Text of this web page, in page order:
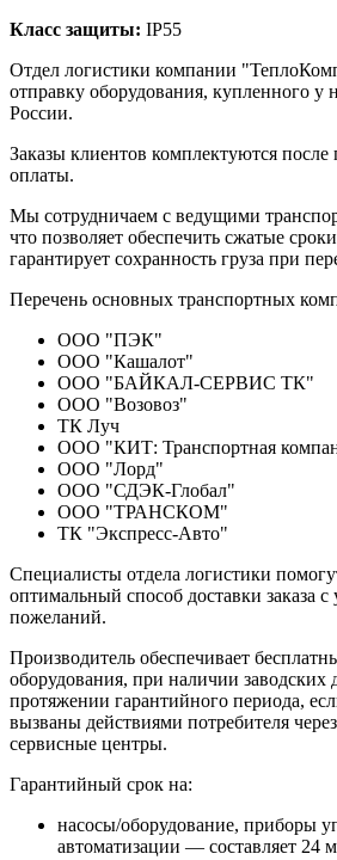
Класс защиты: IP55
Отдел логистики компании
отправку оборудования, купленного у
России.
Заказы клиентов комплектуются после
оплаты.
Мы сотрудничаем с ведущими
что позволяет обеспечить сжатые
гарантирует сохранность груза при
Перечень основных транспортных
ООО "ПЭК"
ООО "Кашалот"
ООО "БАЙКАЛ-СЕРВИС ТК"
ООО "Возовоз"
ТК Луч
ООО "КИТ: Транспортная
ООО "Лорд"
ООО "СДЭК-Глобал"
ООО "ТРАНСКОМ"
ТК "Экспресс-Авто"
Специалисты отдела логистики
оптимальный способ доставки заказа
пожеланий.
Производитель обеспечивает
оборудования, при наличии заводских
протяжении гарантийного периода,
вызваны действиями потребителя
сервисные центры.
Гарантийный срок на:
насосы/оборудование, приборы
автоматизации — составляет 24